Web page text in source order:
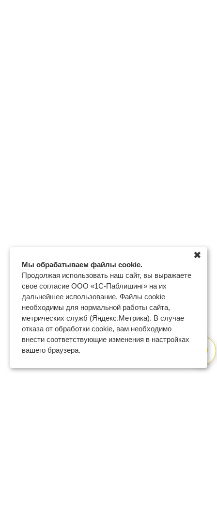
Мы обрабатываем файлы cookie.
Продолжая использовать наш сайт, вы выражаете
свое согласие ООО «1С-Паблишинг» на их
дальнейшее использование. Файлы cookie
необходимы для нормальной работы сайта,
метрических служб (Яндекс.Метрика). В случае
отказа от обработки cookie, вам необходимо
внести соответствующие изменения в настройках
вашего браузера.
✖